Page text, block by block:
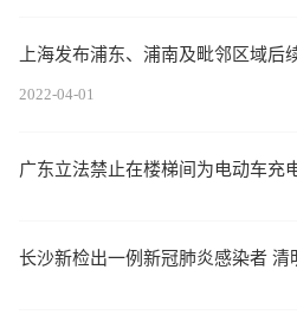
上海发布浦东、浦南及毗邻区域后
2022-04-01
广东立法禁止在楼梯间为电动车充
长沙新检出一例新冠肺炎感染者 清